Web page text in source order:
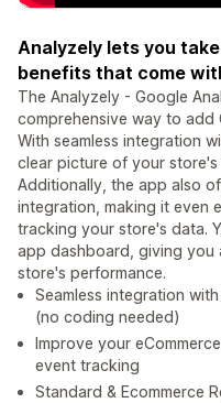
Analyzely lets you
benefits that come
The Analyzely - Google
comprehensive way to add
With seamless integration
clear picture of your
Additionally, the app also
integration, making it even
tracking your store's data.
app dashboard, giving you
store's performance.
Seamless integration
(no coding needed)
Improve your
event tracking
Standard & Ecommerce